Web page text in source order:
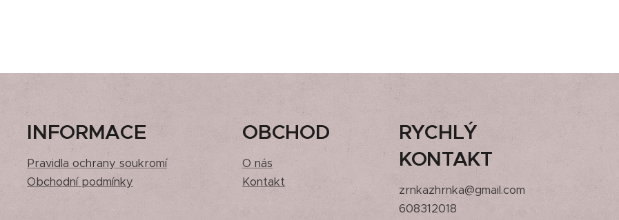
INFORMACE
Pravidla ochrany soukromí
Obchodní podmínky
OBCHOD
O nás
Kontakt
RYCHLÝ
KONTAKT
zrnkazhrnka@gmail.com
608312018